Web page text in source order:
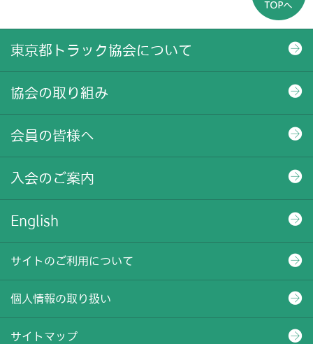
東京都トラック協会について
協会の取り組み
会員の皆様へ
入会のご案内
English
サイトのご利用について
個人情報の取り扱い
サイトマップ